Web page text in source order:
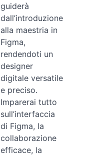
guiderà
dall’introduzione
alla maestria in
Figma,
rendendoti un
designer
digitale versatile
e preciso.
Imparerai tutto
sull’interfaccia
di Figma, la
collaborazione
efficace, la